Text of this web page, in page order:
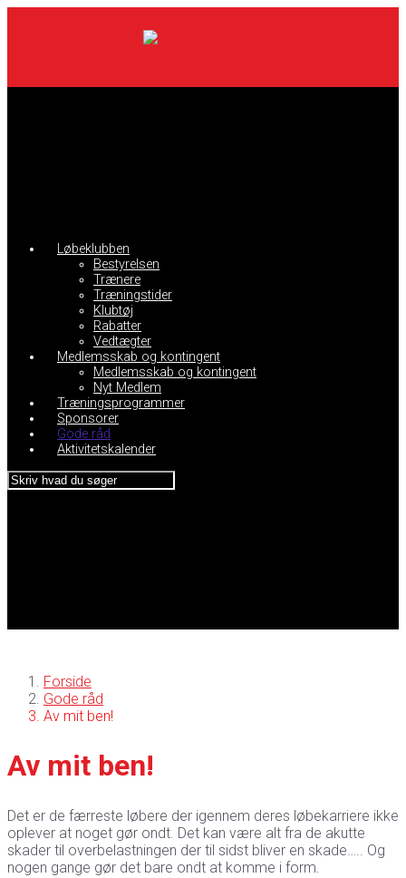
Løbeklubben
Bestyrelsen
Trænere
Træningstider
Klubtøj
Rabatter
Vedtægter
Medlemsskab og kontingent
Medlemsskab og kontingent
Nyt Medlem
Træningsprogrammer
Sponsorer
Gode råd
Aktivitetskalender
Forside
Gode råd
Av mit ben!
Av mit ben!
Det er de færreste løbere der igennem deres løbekarriere ikke
oplever at noget gør ondt. Det kan være alt fra de akutte
skader til overbelastningen der til sidst bliver en skade….. Og
nogen gange gør det bare ondt at komme i form.